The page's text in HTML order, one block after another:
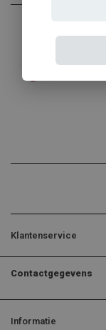
Klantenservice
Contactgegevens
Informatie